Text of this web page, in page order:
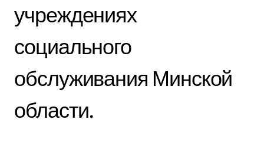
учреждениях
социального
обслуживания Минской
области.